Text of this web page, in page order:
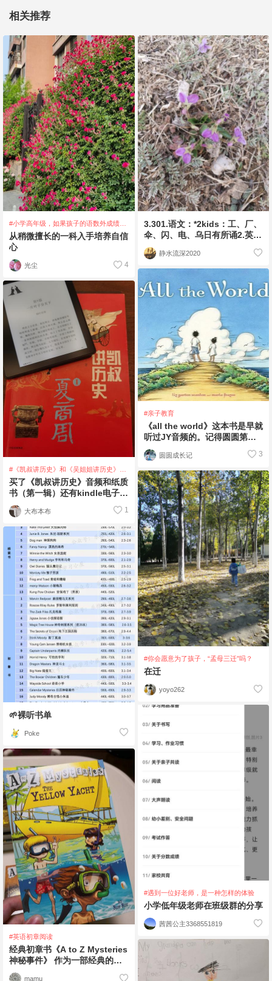
相关推荐
#小学高年级，如果孩子的语数外成绩都
不好，你会怎么办？
从稍微擅长的一科入手培养自信
心
光尘 4
#《凯叔讲历史》和《吴姐姐讲历史》的
音频和书配套吗？
买了《凯叔讲历史》音频和纸质
书（第一辑）还有kindle电子版
全部。是作为孩子学习中文及历
史的读本
大布本布 1
🌱裸听书单
Poke
#英语初章阅读
经典初章书《A to Z Mysteries
神秘事件》 作为一部经典的儿
童侦探故事
mamu
3.301.语文：*2kids：工、厂、
伞、闪、电、乌日有所诵2.英语
宝宝玩英语WARM
静水流深2020
#亲子教育
《all the world》这本书是早就
听过JY音频的。记得圆圆第一
次听到这首歌时，正在玩别的
圆圆成长记 3
#你会愿意为了孩子，“孟母三迁”吗？
在迁
yoyo262
#遇到一位好老师，是一种怎样的体验
小学低年级老师在班级群的分享
茜茜公主3368551819